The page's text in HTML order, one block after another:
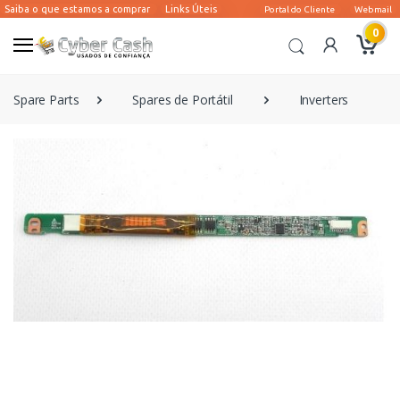
0
Spare Parts Spares de Portátil Inverters